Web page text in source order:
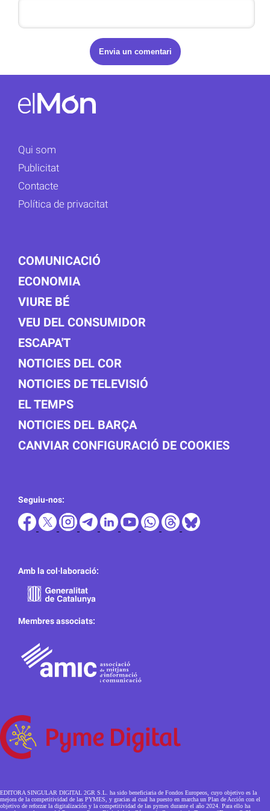
Qui som
Publicitat
Contacte
Política de privacitat
COMUNICACIÓ
ECONOMIA
VIURE BÉ
VEU DEL CONSUMIDOR
ESCAPA'T
NOTICIES DEL COR
NOTICIES DE TELEVISIÓ
EL TEMPS
NOTICIES DEL BARÇA
CANVIAR CONFIGURACIÓ DE COOKIES
Seguiu-nos:
Amb la col·laboració:
Membres associats:
EDITORA SINGULAR DIGITAL 2GR S.L. ha sido beneficiaria de Fondos Europeos, cuyo objetivo es la
mejora de la competitividad de las PYMES, y gracias al cual ha puesto en marcha un Plan de Acción con el
objetivo de reforzar la digitalización y la competitividad de las pymes durante el año 2024. Para ello ha